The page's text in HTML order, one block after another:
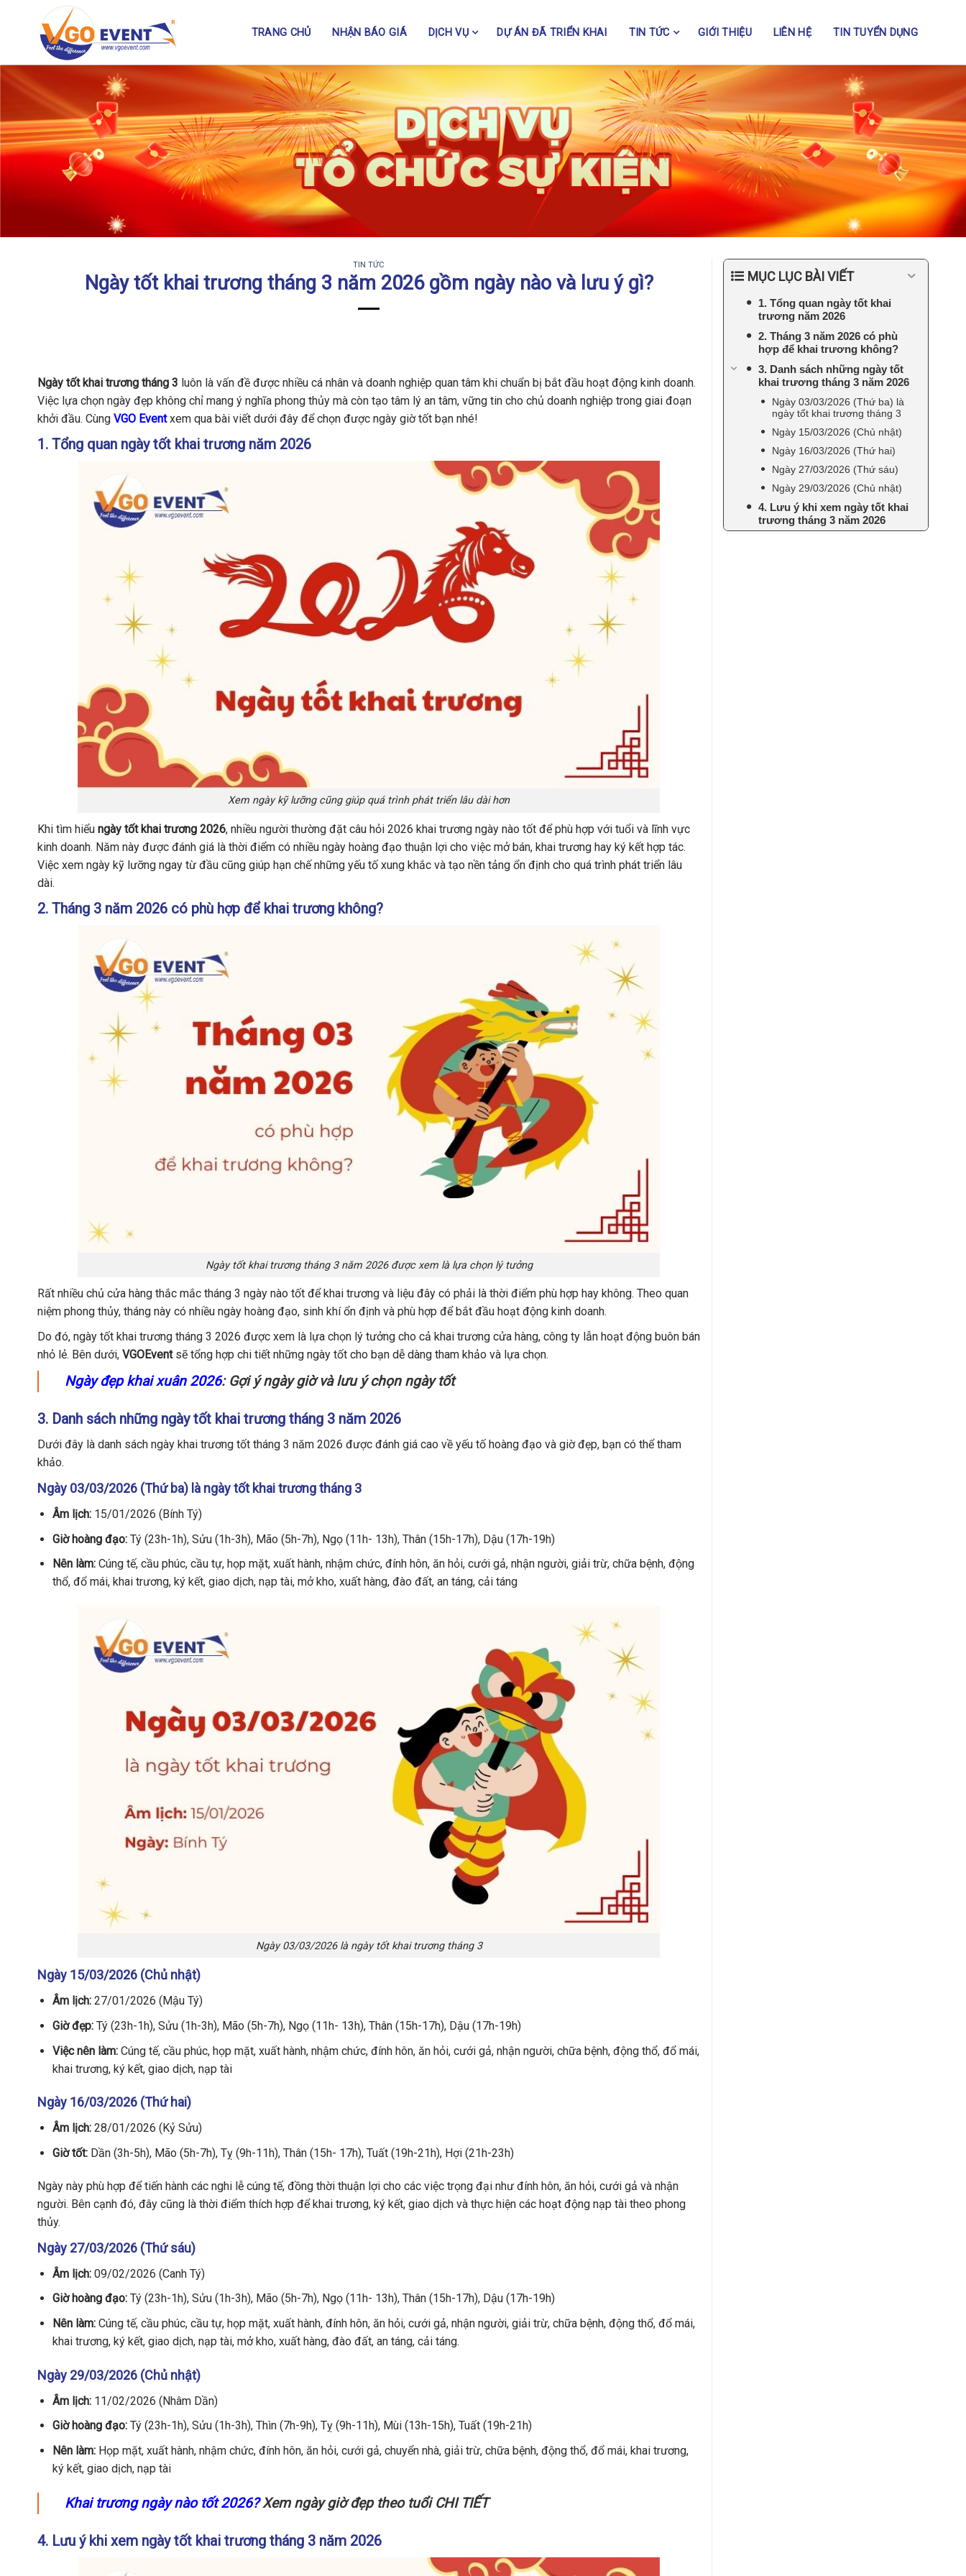
TRANG CHỦ NHẬN BÁO GIÁ DỊCH VỤ DỰ ÁN ĐÃ TRIỂN KHAI TIN TỨC GIỚI THIỆU LIÊN HỆ TIN TUYỂN DỤNG
TIN TỨC
Ngày tốt khai trương tháng 3 năm 2026 gồm ngày nào và lưu ý gì?
Ngày tốt khai trương tháng 3 luôn là vấn đề được nhiều cá nhân và doanh nghiệp quan tâm khi chuẩn bị bắt đầu hoạt động kinh doanh.
Việc lựa chọn ngày đẹp không chỉ mang ý nghĩa phong thủy mà còn tạo tâm lý an tâm, vững tin cho chủ doanh nghiệp trong giai đoạn
khởi đầu. Cùng VGO Eventxem qua bài viết dưới đây để chọn được ngày giờ tốt bạn nhé!
1. Tổng quan ngày tốt khai trương năm 2026
Xem ngày kỹ lưỡng cũng giúp quá trình phát triển lâu dài hơn
Khi tìm hiểu ngày tốt khai trương 2026, nhiều người thường đặt câu hỏi 2026 khai trương ngày nào tốt để phù hợp với tuổi và lĩnh vực
kinh doanh. Năm này được đánh giá là thời điểm có nhiều ngày hoàng đạo thuận lợi cho việc mở bán, khai trương hay ký kết hợp tác.
Việc xem ngày kỹ lưỡng ngay từ đầu cũng giúp hạn chế những yếu tố xung khắc và tạo nền tảng ổn định cho quá trình phát triển lâu
dài.
2. Tháng 3 năm 2026 có phù hợp để khai trương không?
Ngày tốt khai trương tháng 3 năm 2026 được xem là lựa chọn lý tưởng
Rất nhiều chủ cửa hàng thắc mắc tháng 3 ngày nào tốt để khai trương và liệu đây có phải là thời điểm phù hợp hay không. Theo quan
niệm phong thủy, tháng này có nhiều ngày hoàng đạo, sinh khí ổn định và phù hợp để bắt đầu hoạt động kinh doanh.
Do đó, ngày tốt khai trương tháng 3 2026 được xem là lựa chọn lý tưởng cho cả khai trương cửa hàng, công ty lẫn hoạt động buôn bán
nhỏ lẻ. Bên dưới, VGOEventsẽ tổng hợp chi tiết những ngày tốt cho bạn dễ dàng tham khảo và lựa chọn.
Ngày đẹp khai xuân 2026: Gợi ý ngày giờ và lưu ý chọn ngày tốt
3. Danh sách những ngày tốt khai trương tháng 3 năm 2026
Dưới đây là danh sách ngày khai trương tốt tháng 3 năm 2026 được đánh giá cao về yếu tố hoàng đạo và giờ đẹp, bạn có thể tham
khảo.
Ngày 03/03/2026 (Thứ ba) là ngày tốt khai trương tháng 3
Âm lịch:15/01/2026 (Bính Tý)
Giờ hoàng đạo: Tý (23h-1h), Sửu (1h-3h), Mão (5h-7h), Ngọ (11h- 13h), Thân (15h-17h), Dậu (17h-19h)
Nên làm:Cúng tế, cầu phúc, cầu tự, họp mặt, xuất hành, nhậm chức, đính hôn, ăn hỏi, cưới gả, nhận người, giải trừ, chữa bệnh, động
thổ, đổ mái, khai trương, ký kết, giao dịch, nạp tài, mở kho, xuất hàng, đào đất, an táng, cải táng
Ngày 03/03/2026 là ngày tốt khai trương tháng 3
Ngày 15/03/2026 (Chủ nhật)
Âm lịch:27/01/2026 (Mậu Tý)
Giờ đẹp:Tý (23h-1h), Sửu (1h-3h), Mão (5h-7h), Ngọ (11h- 13h), Thân (15h-17h), Dậu (17h-19h)
Việc nên làm:Cúng tế, cầu phúc, họp mặt, xuất hành, nhậm chức, đính hôn, ăn hỏi, cưới gả, nhận người, chữa bệnh, động thổ, đổ mái,
khai trương, ký kết, giao dịch, nạp tài
Ngày 16/03/2026 (Thứ hai)
Âm lịch:28/01/2026 (Kỷ Sửu)
Giờ tốt: Dần (3h-5h), Mão (5h-7h), Tỵ (9h-11h), Thân (15h- 17h), Tuất (19h-21h), Hợi (21h-23h)
Ngày này phù hợp để tiến hành các nghi lễ cúng tế, đồng thời thuận lợi cho các việc trọng đại như đính hôn, ăn hỏi, cưới gả và nhận
người. Bên cạnh đó, đây cũng là thời điểm thích hợp để khai trương, ký kết, giao dịch và thực hiện các hoạt động nạp tài theo phong
thủy.
Ngày 27/03/2026 (Thứ sáu)
Âm lịch:09/02/2026 (Canh Tý)
Giờ hoàng đạo: Tý (23h-1h), Sửu (1h-3h), Mão (5h-7h), Ngọ (11h- 13h), Thân (15h-17h), Dậu (17h-19h)
Nên làm:Cúng tế, cầu phúc, cầu tự, họp mặt, xuất hành, đính hôn, ăn hỏi, cưới gả, nhận người, giải trừ, chữa bệnh, động thổ, đổ mái,
khai trương, ký kết, giao dịch, nạp tài, mở kho, xuất hàng, đào đất, an táng, cải táng.
Ngày 29/03/2026 (Chủ nhật)
Âm lịch:11/02/2026 (Nhâm Dần)
Giờ hoàng đạo: Tý (23h-1h), Sửu (1h-3h), Thìn (7h-9h), Tỵ (9h-11h), Mùi (13h-15h), Tuất (19h-21h)
Nên làm:Họp mặt, xuất hành, nhậm chức, đính hôn, ăn hỏi, cưới gả, chuyển nhà, giải trừ, chữa bệnh, động thổ, đổ mái, khai trương,
ký kết, giao dịch, nạp tài
Khai trương ngày nào tốt 2026?Xem ngày giờ đẹp theo tuổi CHI TIẾT
4. Lưu ý khi xem ngày tốt khai trương tháng 3 năm 2026
MỤC LỤC BÀI VIẾT
1. Tổng quan ngày tốt khai
trương năm 2026
2. Tháng 3 năm 2026 có phù
hợp để khai trương không?
3. Danh sách những ngày tốt
khai trương tháng 3 năm 2026
Ngày 03/03/2026 (Thứ ba) là
ngày tốt khai trương tháng 3
Ngày 15/03/2026 (Chủ nhật)
Ngày 16/03/2026 (Thứ hai)
Ngày 27/03/2026 (Thứ sáu)
Ngày 29/03/2026 (Chủ nhật)
4. Lưu ý khi xem ngày tốt khai
trương tháng 3 năm 2026